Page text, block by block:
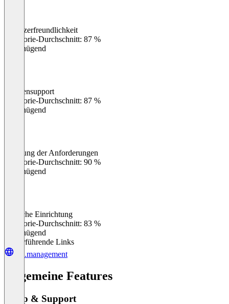
Benutzerfreundlichkeit
Kategorie-Durchschnitt: 87 %
Ungenügend
Kundensupport
Kategorie-Durchschnitt: 87 %
Ungenügend
Erfüllung der Anforderungen
Kategorie-Durchschnitt: 90 %
Ungenügend
Einfache Einrichtung
Kategorie-Durchschnitt: 83 %
Ungenügend
Weiterführende Links
alfi.management
Allgemeine Features
Setup & Support